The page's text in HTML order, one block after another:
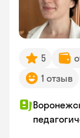
5
1 отзыв